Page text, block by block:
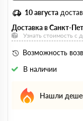
10 августа
Доставка в Санкт-
Узнать стоимость с
Возможность
В наличии
Нашли